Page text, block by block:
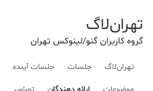
تهران‌لاگ
گروه کاربران گنو/لینوکس تهران
تهران‌لاگ جلسات جلسات آینده